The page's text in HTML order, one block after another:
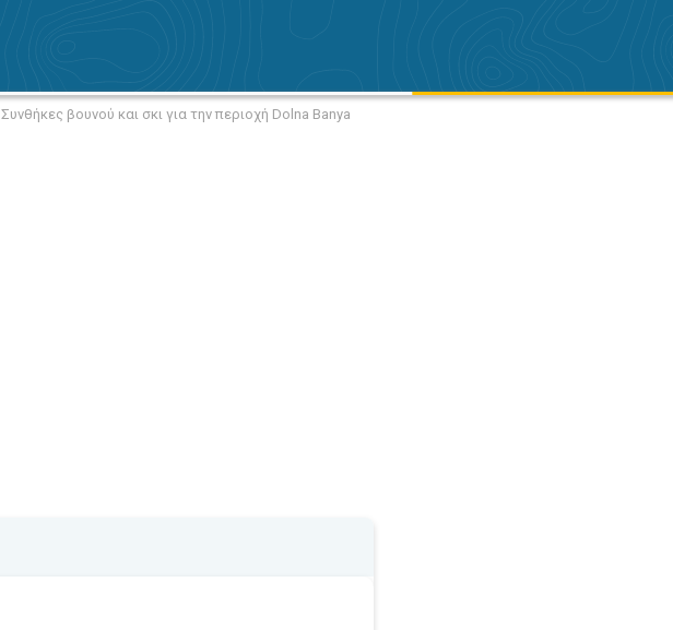
Συνθήκες βουνού και σκι για την περιοχή Dolna Banya